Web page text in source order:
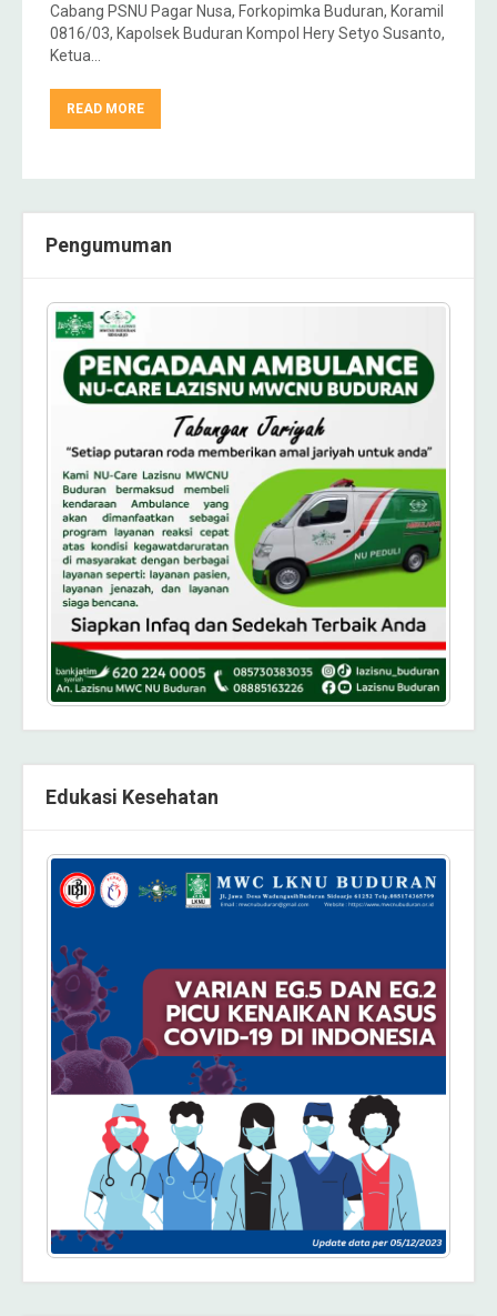
Cabang PSNU Pagar Nusa, Forkopimka Buduran, Koramil
0816/03, Kapolsek Buduran Kompol Hery Setyo Susanto,
Ketua…
READ MORE
Pengumuman
Edukasi Kesehatan